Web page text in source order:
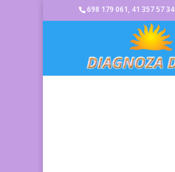
698 179 061, 41 357 57 34